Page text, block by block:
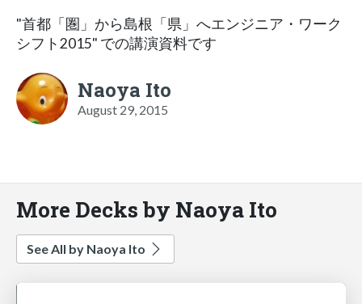
"首都「圏」から島根「県」へエンジニア・ワーク
シフト2015" での講演資料です
Naoya Ito
August 29, 2015
More Decks by Naoya Ito
See All by Naoya Ito